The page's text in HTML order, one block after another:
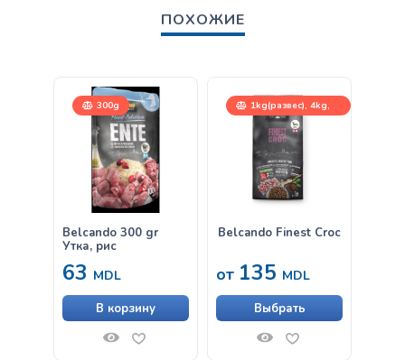
ПОХОЖИЕ
300g
Belcando 300 gr
Утка, рис
63 MDL
В корзину
1kg(развес), 4kg,
12,5kg
Belcando Finest Croc
от 135 MDL
Выбрать